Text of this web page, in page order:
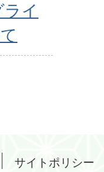
イ
サイトポリシー